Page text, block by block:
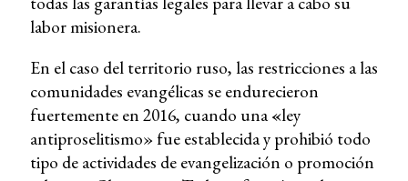
labor misionera.
En el caso del territorio ruso, las restricciones a las
comunidades evangélicas se endurecieron
fuertemente en 2016, cuando una «ley
antiproselitismo» fue establecida y prohibió todo
tipo de actividades de evangelización o promoción